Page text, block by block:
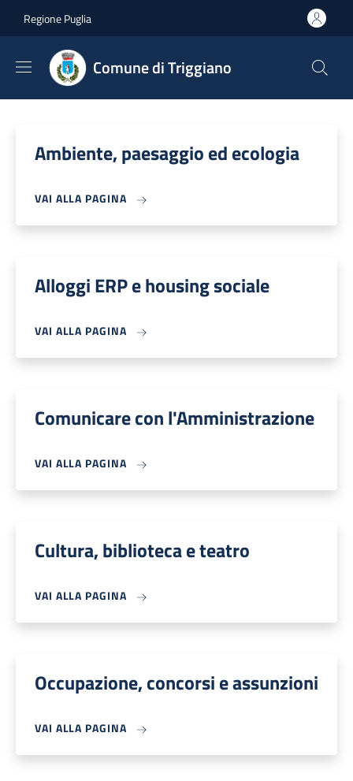
Regione Puglia
Comune di Triggiano
Ambiente, paesaggio ed ecologia
VAI ALLA PAGINA
Alloggi ERP e housing sociale
VAI ALLA PAGINA
Comunicare con l'Amministrazione
VAI ALLA PAGINA
Cultura, biblioteca e teatro
VAI ALLA PAGINA
Occupazione, concorsi e assunzioni
VAI ALLA PAGINA